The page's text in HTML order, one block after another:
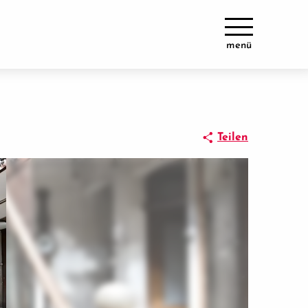
menü
Teilen